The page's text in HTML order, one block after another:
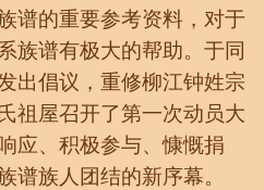
谱的重要参考资料，对于
族谱有极大的帮助。于同
出倡议，重修柳江钟姓宗
祖屋召开了第一次动员大
应、积极参与、慷慨捐
谱族人团结的新序幕。